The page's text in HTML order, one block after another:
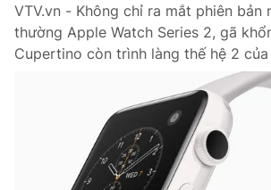
Xã hội
Thế giới
VTV.vn - Không chỉ ra mắt phiên bản
thường Apple Watch Series 2, gã
Cupertino còn trình làng thế hệ 2 của